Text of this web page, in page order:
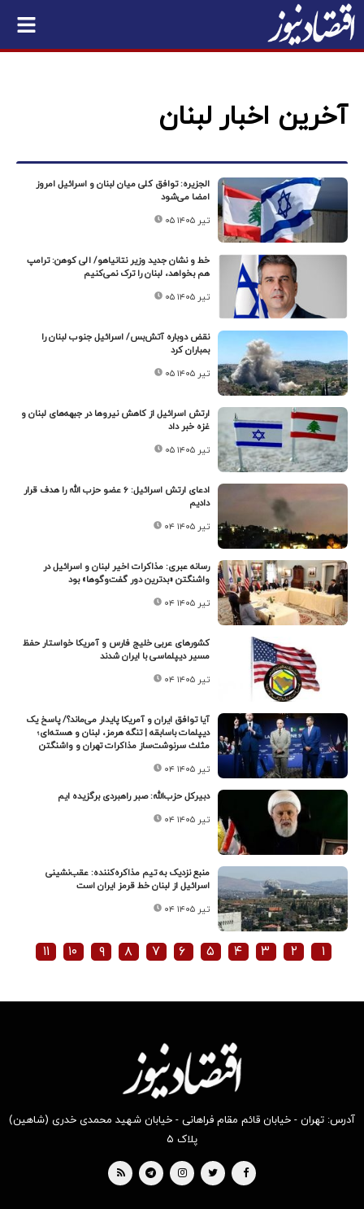
آخرین اخبار لبنان
الجزیره: توافق کلی میان لبنان و اسرائیل امروز
امضا می‌شود
۰۵ تیر ۱۴۰۵
خط و نشان جدید وزیر نتانیاهو/ الی کوهن: ترامپ
هم بخواهد، لبنان را ترک نمی‌کنیم
۰۵ تیر ۱۴۰۵
نقض دوباره آتش‌بس/ اسرائیل جنوب لبنان را
بمباران کرد
۰۵ تیر ۱۴۰۵
ارتش اسرائیل از کاهش نیروها در جبهه‌های لبنان و
غزه خبر داد
۰۵ تیر ۱۴۰۵
ادعای ارتش اسرائیل: ۶ عضو حزب الله را هدف قرار
دادیم
۰۴ تیر ۱۴۰۵
رسانه عبری: مذاکرات اخیر لبنان و اسرائیل در
واشنگتن «بدترین دور گفت‌وگوها» بود
۰۴ تیر ۱۴۰۵
کشورهای عربی خلیج فارس و آمریکا خواستار حفظ
مسیر دیپلماسی با ایران شدند
۰۴ تیر ۱۴۰۵
آیا توافق ایران و آمریکا پایدار می‌ماند؟/ پاسخ یک
دیپلمات باسابقه | تنگه هرمز، لبنان و هسته‌ای؛
مثلث سرنوشت‌ساز مذاکرات تهران و واشنگتن
۰۴ تیر ۱۴۰۵
دبیرکل حزب‌الله: صبر راهبردی برگزیده ایم
۰۴ تیر ۱۴۰۵
منبع نزدیک به تیم مذاکره‌کننده: عقب‌نشینی
اسرائیل از لبنان خط قرمز ایران است
۰۴ تیر ۱۴۰۵
۱ ۲ ۳ ۴ ۵ ۶ ۷ ۸ ۹ ۱۰ ۱۱
آدرس: تهران - خیابان قائم مقام فراهانی - خیابان شهید محمدی خدری (شاهین)
پلاک ۵